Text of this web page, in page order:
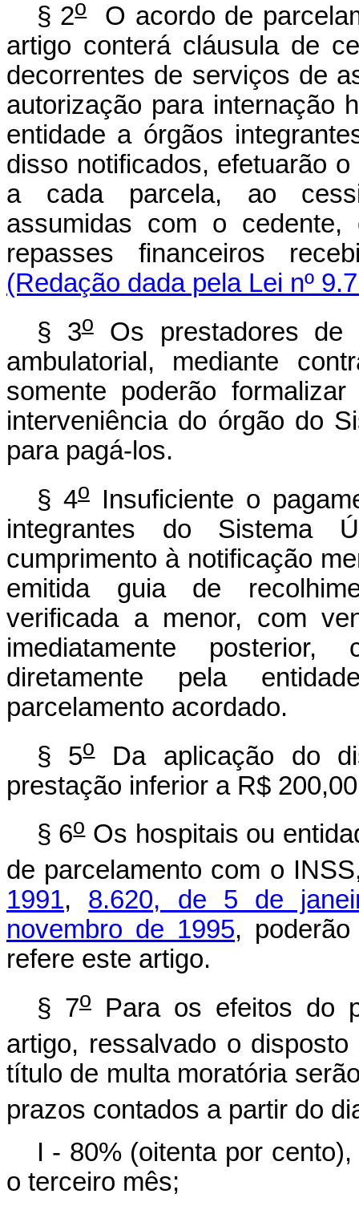
§ 2oO acordo de
artigo conterá cláusula de
decorrentes de serviços de
autorização para internação
entidade a órgãos
disso notificados, efetuarão
a cada parcela, ao
assumidas com o
repasses financeiros
(Redação dada pela Lei nº
§ 3oOs prestadores de
ambulatorial, mediante
somente poderão
interveniência do órgão do
para pagá-los.
§ 4oInsuficiente o
integrantes do Sistema
cumprimento à notificação
emitida guia de
verificada a menor, com
imediatamente
diretamente pela
parcelamento acordado.
§ 5oDa aplicação do
prestação inferior a R$
§ 6oOs hospitais ou
de parcelamento com o
1991, 8.620, de 5 de
novembro de 1995,
refere este artigo.
§ 7oPara os efeitos do
artigo, ressalvado o
título de multa moratória
prazos contados a partir do
I - 80% (oitenta por
o terceiro mês;